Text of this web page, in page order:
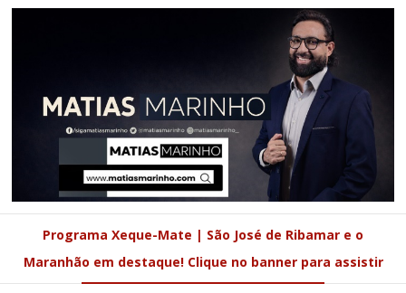
Programa Xeque-Mate | São José de Ribamar e o
Maranhão em destaque! Clique no banner para assistir